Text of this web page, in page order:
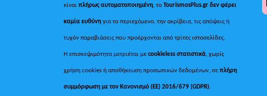
είναιπλήρως αυτοματοποιημένη , τοTourismosPlus.gr δεν φέρει
καμία ευθύνη για το περιεχόμενο, την ακρίβεια, τις απόψεις ή
τυχόν παραβιάσεις που προέρχονται από τρίτες ιστοσελίδες.
Η επισκεψιμότητα μετριέται μεcookieless στατιστικά , χωρίς
χρήση cookies ή αποθήκευση προσωπικών δεδομένων, σεπλήρη
συμμόρφωση με τον Κανονισμό (ΕΕ) 2016/679 (GDPR).